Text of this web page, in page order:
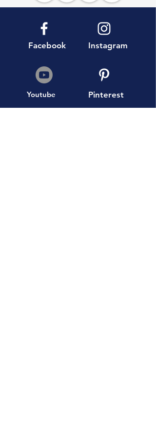
Facebook
Youtube
Instagram
Pinterest